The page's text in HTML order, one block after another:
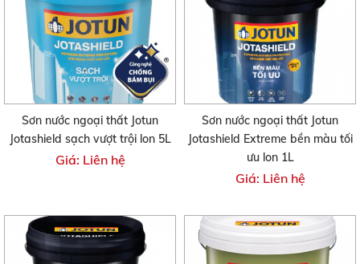
Sơn nước ngoại thất Jotun
Jotashield sạch vượt trội lon 5L
Giá: Liên hệ
Sơn nước ngoại thất Jotun
Jotashield Extreme bền màu tối
ưu lon 1L
Giá: Liên hệ